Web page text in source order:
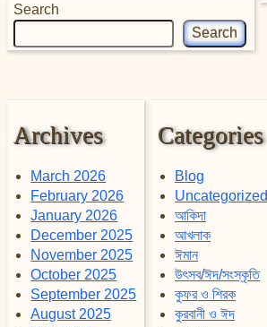
Search
Search
Archives
March 2026
February 2026
January 2026
December 2025
November 2025
October 2025
September 2025
August 2025
Categories
Blog
Uncategorized
আকিদা
আখলাক
ঈমান
উৎসব/ঈদ/সংস্কৃতি
কুফর ও শিরক
কুরবানী ও ঈদ